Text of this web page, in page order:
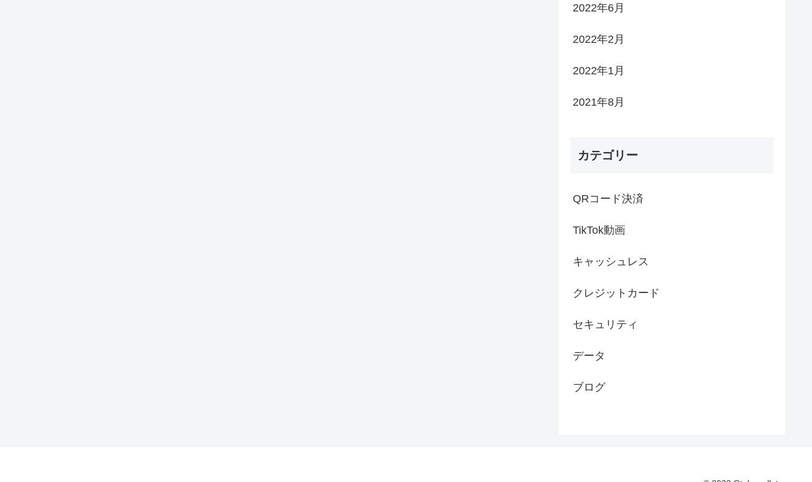
2022年6月
2022年2月
2022年1月
2021年8月
カテゴリー
QRコード決済
TikTok動画
キャッシュレス
クレジットカード
セキュリティ
データ
ブログ